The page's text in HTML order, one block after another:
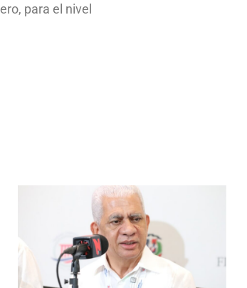
para el nivel